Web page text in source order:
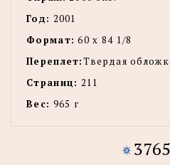
Год: 2001
Формат: 60 х 84 1/8
Переплет:Твердая
Страниц: 211
Вес: 965 г
3765